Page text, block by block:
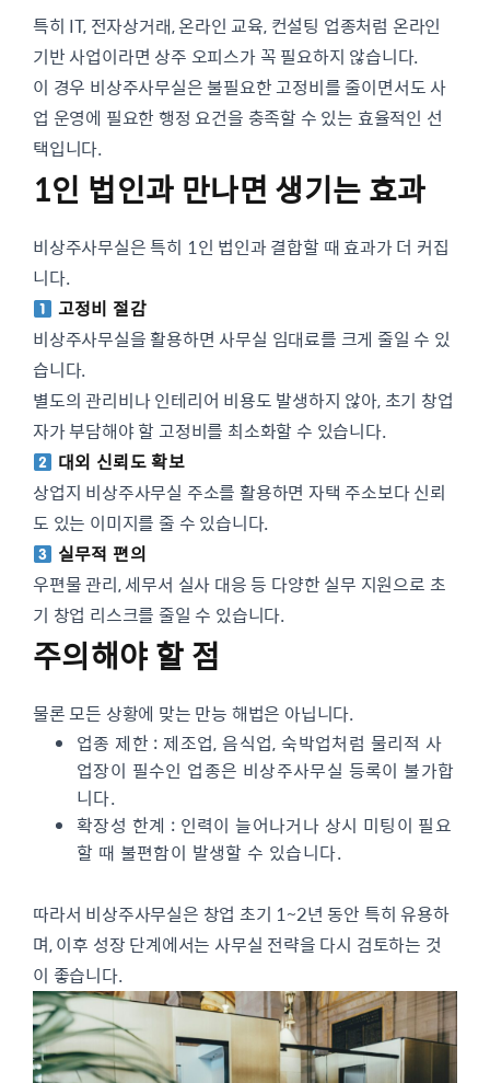
특히 IT, 전자상거래, 온라인 교육, 컨설팅 업종처럼 온라인
기반 사업이라면 상주 오피스가 꼭 필요하지 않습니다.
이 경우 비상주사무실은 불필요한 고정비를 줄이면서도 사
업 운영에 필요한 행정 요건을 충족할 수 있는 효율적인 선
택입니다.
1인 법인과 만나면 생기는 효과
비상주사무실은 특히 1인 법인과 결합할 때 효과가 더 커집
니다.
고정비 절감
비상주사무실을 활용하면 사무실 임대료를 크게 줄일 수 있
습니다.
별도의 관리비나 인테리어 비용도 발생하지 않아, 초기 창업
자가 부담해야 할 고정비를 최소화할 수 있습니다.
대외 신뢰도 확보
상업지 비상주사무실 주소를 활용하면 자택 주소보다 신뢰
도 있는 이미지를 줄 수 있습니다.
실무적 편의
우편물 관리, 세무서 실사 대응 등 다양한 실무 지원으로 초
기 창업 리스크를 줄일 수 있습니다.
주의해야 할 점
물론 모든 상황에 맞는 만능 해법은 아닙니다.
업종 제한 : 제조업, 음식업, 숙박업처럼 물리적 사
업장이 필수인 업종은 비상주사무실 등록이 불가합
니다.
확장성 한계 : 인력이 늘어나거나 상시 미팅이 필요
할 때 불편함이 발생할 수 있습니다.
따라서 비상주사무실은 창업 초기 1~2년 동안 특히 유용하
며, 이후 성장 단계에서는 사무실 전략을 다시 검토하는 것
이 좋습니다.